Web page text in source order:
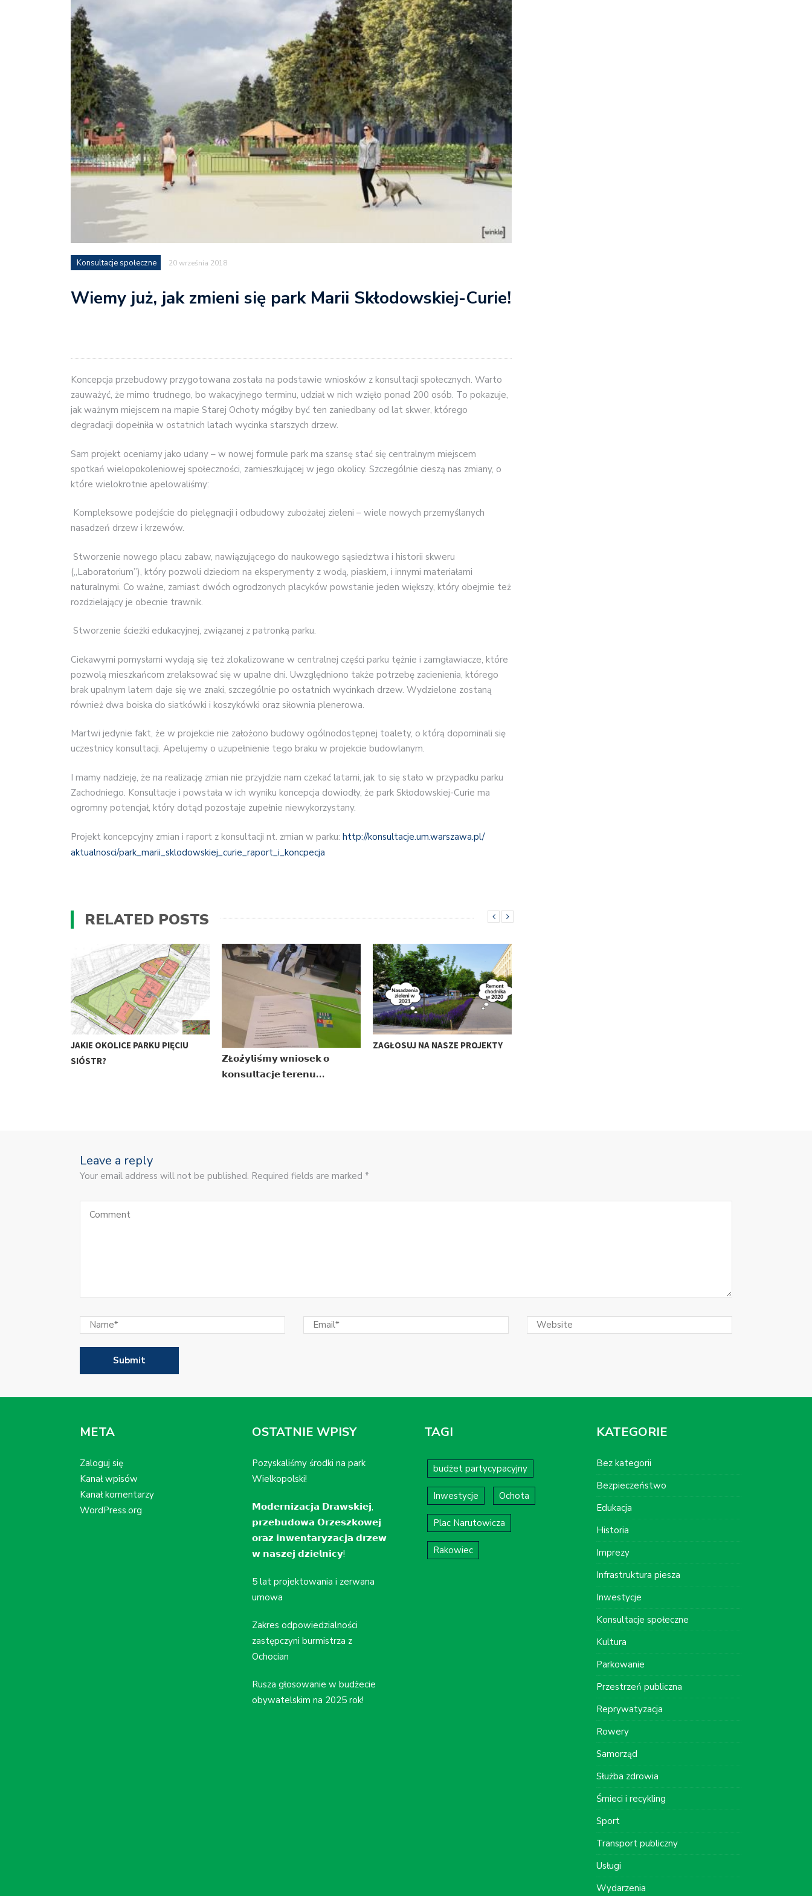
Konsultacje społeczne 20 września 2018
Wiemy już, jak zmieni się park Marii Skłodowskiej-Curie!
Koncepcja przebudowy przygotowana została na podstawie wniosków z konsultacji społecznych. Warto
zauważyć, że mimo trudnego, bo wakacyjnego terminu, udział w nich wzięło ponad 200 osób. To pokazuje,
jak ważnym miejscem na mapie Starej Ochoty mógłby być ten zaniedbany od lat skwer, którego
degradacji dopełniła w ostatnich latach wycinka starszych drzew.
Sam projekt oceniamy jako udany – w nowej formule park ma szansę stać się centralnym miejscem
spotkań wielopokoleniowej społeczności, zamieszkującej w jego okolicy. Szczególnie cieszą nas zmiany, o
które wielokrotnie apelowaliśmy:
Kompleksowe podejście do pielęgnacji i odbudowy zubożałej zieleni – wiele nowych przemyślanych
nasadzeń drzew i krzewów.
Stworzenie nowego placu zabaw, nawiązującego do naukowego sąsiedztwa i historii skweru
(„Laboratorium”), który pozwoli dzieciom na eksperymenty z wodą, piaskiem, i innymi materiałami
naturalnymi. Co ważne, zamiast dwóch ogrodzonych placyków powstanie jeden większy, który obejmie też
rozdzielający je obecnie trawnik.
Stworzenie ścieżki edukacyjnej, związanej z patronką parku.
Ciekawymi pomysłami wydają się też zlokalizowane w centralnej części parku tężnie i zamgławiacze, które
pozwolą mieszkańcom zrelaksować się w upalne dni. Uwzględniono także potrzebę zacienienia, którego
brak upalnym latem daje się we znaki, szczególnie po ostatnich wycinkach drzew. Wydzielone zostaną
również dwa boiska do siatkówki i koszykówki oraz siłownia plenerowa.
Martwi jedynie fakt, że w projekcie nie założono budowy ogólnodostępnej toalety, o którą dopominali się
uczestnicy konsultacji. Apelujemy o uzupełnienie tego braku w projekcie budowlanym.
I mamy nadzieję, że na realizację zmian nie przyjdzie nam czekać latami, jak to się stało w przypadku parku
Zachodniego. Konsultacje i powstała w ich wyniku koncepcja dowiodły, że park Skłodowskiej-Curie ma
ogromny potencjał, który dotąd pozostaje zupełnie niewykorzystany.
Projekt koncepcyjny zmian i raport z konsultacji nt. zmian w parku: http://konsultacje.um.warszawa.pl/
aktualnosci/park_marii_sklodowskiej_curie_raport_i_koncpecja
RELATED POSTS
JAKIE OKOLICE PARKU PIĘCIU
SIÓSTR?
𝗭Ł𝗼𝘇̇𝘆𝗹𝗶𝘀́𝗺𝘆 𝘄𝗻𝗶𝗼𝘀𝗲𝗸 𝗼
𝗸𝗼𝗻𝘀𝘂𝗹𝘁𝗮𝗰𝗷𝗲 𝘁𝗲𝗿𝗲𝗻𝘂…
ZAGŁOSUJ NA NASZE PROJEKTY
Leave a reply
Your email address will not be published. Required fields are marked *
META
Zaloguj się
Kanał wpisów
Kanał komentarzy
WordPress.org
OSTATNIE WPISY
Pozyskaliśmy środki na park
Wielkopolski!
𝗠𝗼𝗱𝗲𝗿𝗻𝗶𝘇𝗮𝗰𝗷𝗮 𝗗𝗿𝗮𝘄𝘀𝗸𝗶𝗲𝗷,
𝗽𝗿𝘇𝗲𝗯𝘂𝗱𝗼𝘄𝗮 𝗢𝗿𝘇𝗲𝘀𝘇𝗸𝗼𝘄𝗲𝗷
𝗼𝗿𝗮𝘇 𝗶𝗻𝘄𝗲𝗻𝘁𝗮𝗿𝘆𝘇𝗮𝗰𝗷𝗮 𝗱𝗿𝘇𝗲𝘄
𝘄 𝗻𝗮𝘀𝘇𝗲𝗷 𝗱𝘇𝗶𝗲𝗹𝗻𝗶𝗰𝘆!
5 lat projektowania i zerwana
umowa
Zakres odpowiedzialności
zastępczyni burmistrza z
Ochocian
Rusza głosowanie w budżecie
obywatelskim na 2025 rok!
TAGI
budżet partycypacyjny
Inwestycje Ochota
Plac Narutowicza
Rakowiec
KATEGORIE
Bez kategorii
Bezpieczeństwo
Edukacja
Historia
Imprezy
Infrastruktura piesza
Inwestycje
Konsultacje społeczne
Kultura
Parkowanie
Przestrzeń publiczna
Reprywatyzacja
Rowery
Samorząd
Służba zdrowia
Śmieci i recykling
Sport
Transport publiczny
Usługi
Wydarzenia